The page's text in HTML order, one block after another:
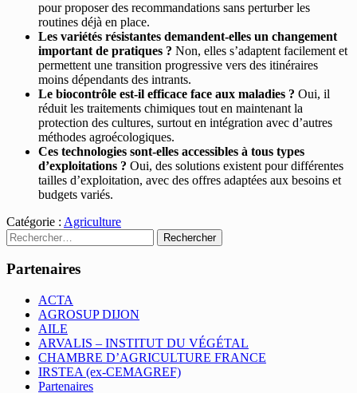
pour proposer des recommandations sans perturber les
routines déjà en place.
Les variétés résistantes demandent-elles un changement
important de pratiques ? Non, elles s’adaptent facilement et
permettent une transition progressive vers des itinéraires
moins dépendants des intrants.
Le biocontrôle est-il efficace face aux maladies ? Oui, il
réduit les traitements chimiques tout en maintenant la
protection des cultures, surtout en intégration avec d’autres
méthodes agroécologiques.
Ces technologies sont-elles accessibles à tous types
d’exploitations ? Oui, des solutions existent pour différentes
tailles d’exploitation, avec des offres adaptées aux besoins et
budgets variés.
Catégorie : Agriculture
Rechercher :
Partenaires
ACTA
AGROSUP DIJON
AILE
ARVALIS – INSTITUT DU VÉGÉTAL
CHAMBRE D’AGRICULTURE FRANCE
IRSTEA (ex-CEMAGREF)
Partenaires